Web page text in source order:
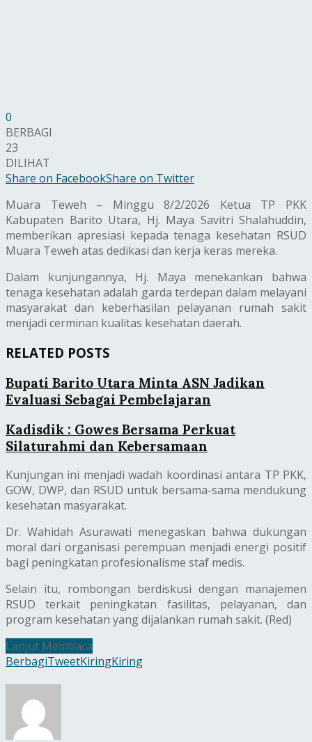
0
BERBAGI
23
DILIHAT
Share on FacebookShare on Twitter
Muara Teweh – Minggu 8/2/2026 Ketua TP PKK
Kabupaten Barito Utara, Hj. Maya Savitri Shalahuddin,
memberikan apresiasi kepada tenaga kesehatan RSUD
Muara Teweh atas dedikasi dan kerja keras mereka.
Dalam kunjungannya, Hj. Maya menekankan bahwa
tenaga kesehatan adalah garda terdepan dalam melayani
masyarakat dan keberhasilan pelayanan rumah sakit
menjadi cerminan kualitas kesehatan daerah.
RELATED POSTS
Bupati Barito Utara Minta ASN Jadikan
Evaluasi Sebagai Pembelajaran
Kadisdik : Gowes Bersama Perkuat
Silaturahmi dan Kebersamaan
Kunjungan ini menjadi wadah koordinasi antara TP PKK,
GOW, DWP, dan RSUD untuk bersama-sama mendukung
kesehatan masyarakat.
Dr. Wahidah Asurawati menegaskan bahwa dukungan
moral dari organisasi perempuan menjadi energi positif
bagi peningkatan profesionalisme staf medis.
Selain itu, rombongan berdiskusi dengan manajemen
RSUD terkait peningkatan fasilitas, pelayanan, dan
program kesehatan yang dijalankan rumah sakit. (Red)
Lanjut Membaca
BerbagiTweetKiringKiring